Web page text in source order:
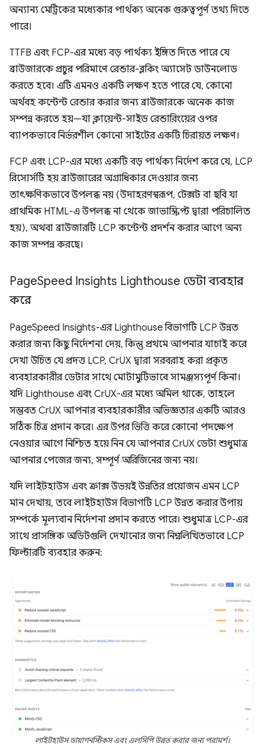
অন্যান্য মেট্রিকের মধ্যেকার পার্থক্য অনেক গুরুত্বপূর্ণ তথ্য দিতে
পারে।
TTFB এবং FCP-এর মধ্যে বড় পার্থক্য ইঙ্গিত দিতে পারে যে
ব্রাউজারকে প্রচুর পরিমাণে রেন্ডার-ব্লকিং অ্যাসেট ডাউনলোড
করতে হবে। এটি এমনও একটি লক্ষণ হতে পারে যে, কোনো
অর্থবহ কন্টেন্ট রেন্ডার করার জন্য ব্রাউজারকে অনেক কাজ
সম্পন্ন করতে হয়—যা ক্লায়েন্ট-সাইড রেন্ডারিংয়ের ওপর
ব্যাপকভাবে নির্ভরশীল কোনো সাইটের একটি চিরায়ত লক্ষণ।
FCP এবং LCP-এর মধ্যে একটি বড় পার্থক্য নির্দেশ করে যে, LCP
রিসোর্সটি হয় ব্রাউজারের অগ্রাধিকার দেওয়ার জন্য
তাৎক্ষণিকভাবে উপলব্ধ নয় (উদাহরণস্বরূপ, টেক্সট বা ছবি যা
প্রাথমিক HTML-এ উপলব্ধ না থেকে জাভাস্ক্রিপ্ট দ্বারা পরিচালিত
হয়), অথবা ব্রাউজারটি LCP কন্টেন্ট প্রদর্শন করার আগে অন্য
কাজ সম্পন্ন করছে।
PageSpeed ​​Insights Lighthouse ডেটা ব্যবহার
করে
PageSpeed ​​Insights-এর Lighthouse বিভাগটি LCP উন্নত
করার জন্য কিছু নির্দেশনা দেয়, কিন্তু প্রথমে আপনার যাচাই করে
দেখা উচিত যে প্রদত্ত LCP, CrUX দ্বারা সরবরাহ করা প্রকৃত
ব্যবহারকারীর ডেটার সাথে মোটামুটিভাবে সামঞ্জস্যপূর্ণ কিনা।
যদি Lighthouse এবং CrUX-এর মধ্যে অমিল থাকে, তাহলে
সম্ভবত CrUX আপনার ব্যবহারকারীর অভিজ্ঞতার একটি আরও
সঠিক চিত্র প্রদান করে। এর উপর ভিত্তি করে কোনো পদক্ষেপ
নেওয়ার আগে নিশ্চিত হয়ে নিন যে আপনার CrUX ডেটা শুধুমাত্র
আপনার পেজের জন্য, সম্পূর্ণ অরিজিনের জন্য নয়।
যদি লাইটহাউস এবং ক্রাক্স উভয়ই উন্নতির প্রয়োজন এমন LCP
মান দেখায়, তবে লাইটহাউস বিভাগটি LCP উন্নত করার উপায়
সম্পর্কে মূল্যবান নির্দেশনা প্রদান করতে পারে। শুধুমাত্র LCP-এর
সাথে প্রাসঙ্গিক অডিটগুলি দেখানোর জন্য নিম্নলিখিতভাবে LCP
ফিল্টারটি ব্যবহার করুন:
লাইটহাউস ডায়াগনস্টিকস এবং এলসিপি উন্নত করার জন্য পরামর্শ।